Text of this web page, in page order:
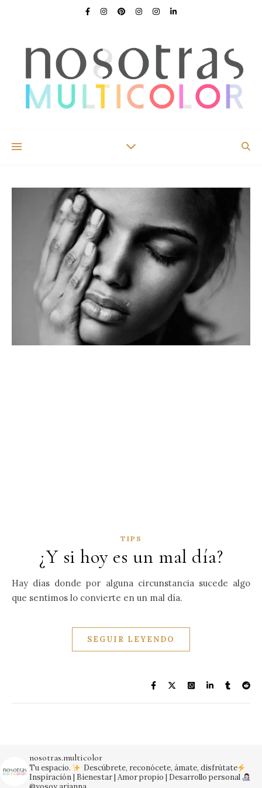
TIPS
¿Y si hoy es un mal día?
Hay días donde por alguna circunstancia sucede algo
que sentimos lo convierte en un mal día.
SEGUIR LEYENDO
nosotras.multicolor
Tu espacio.
Descúbrete, reconócete, ámate, disfrútate
Inspiración | Bienestar | Amor propio | Desarrollo personal